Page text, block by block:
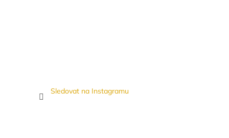
Sledovat na Instagramu